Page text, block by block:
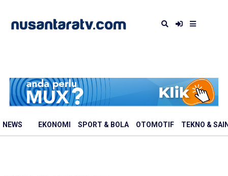
NEWS EKONOMI SPORT & BOLA OTOMOTIF TEKNO &